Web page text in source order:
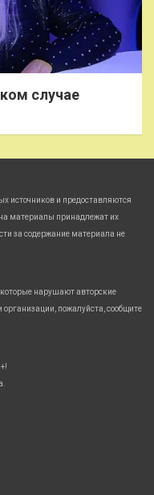
случае
источников и предоставляются
материалы принадлежат их
за содержание материала не
нарушают авторские
пожалуйста, сообщите